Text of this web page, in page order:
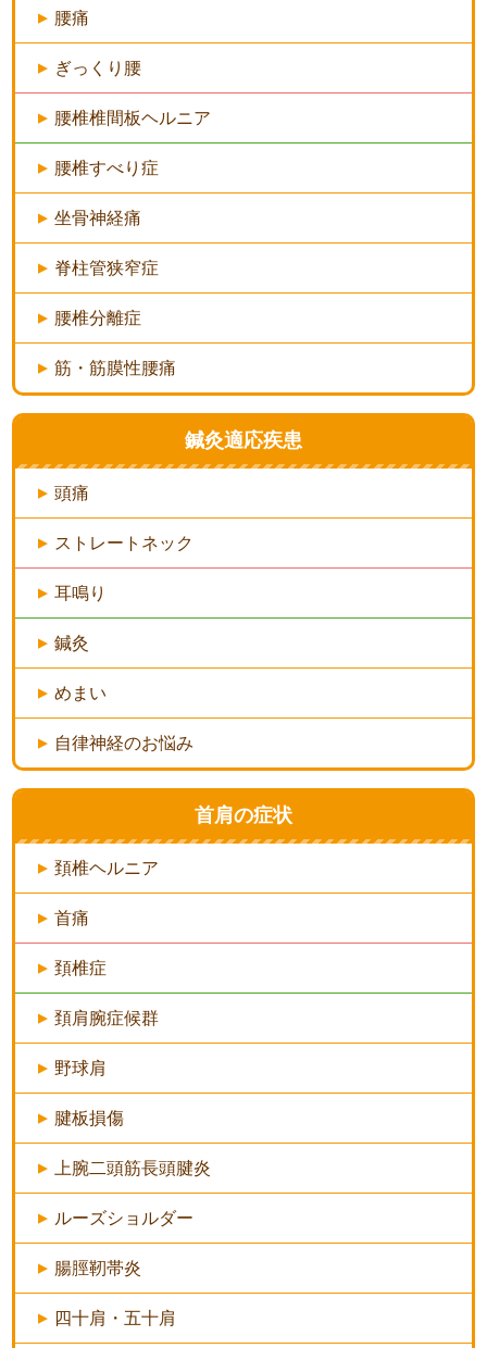
腰痛
ぎっくり腰
腰椎椎間板ヘルニア
腰椎すべり症
坐骨神経痛
脊柱管狭窄症
腰椎分離症
筋・筋膜性腰痛
鍼灸適応疾患
頭痛
ストレートネック
耳鳴り
鍼灸
めまい
自律神経のお悩み
首肩の症状
頚椎ヘルニア
首痛
頚椎症
頚肩腕症候群
野球肩
腱板損傷
上腕二頭筋長頭腱炎
ルーズショルダー
腸脛靭帯炎
四十肩・五十肩